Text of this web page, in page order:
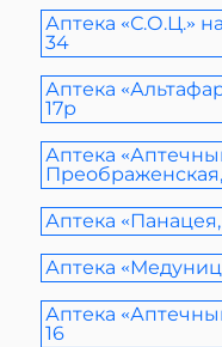
Аптека «С.О.Ц.»
34
Аптека
17р
Аптека
Аптека
Аптека
Аптека
16